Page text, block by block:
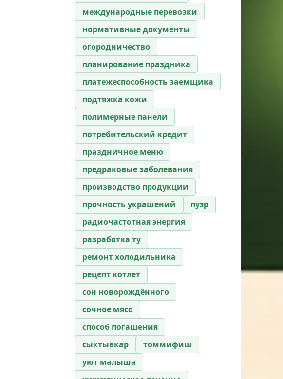
международные перевозки
нормативные документы
огородничество
планирование праздника
платежеспособность заемщика
подтяжка кожи
полимерные панели
потребительский кредит
праздничное меню
предраковые заболевания
производство продукции
прочность украшений
пуэр
радиочастотная энергия
разработка ту
ремонт холодильника
рецепт котлет
сон новорождённого
сочное мясо
способ погашения
сыктывкар
томмифиш
уют малыша